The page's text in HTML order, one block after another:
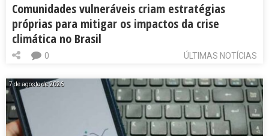
Comunidades vulneráveis criam estratégias
próprias para mitigar os impactos da crise
climática no Brasil
ÚLTIMAS NOTÍCIAS
0
7 de agosto de 2026